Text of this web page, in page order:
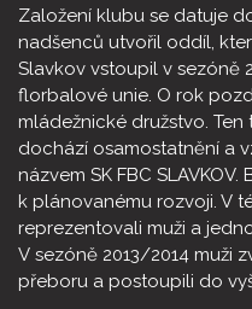
Založení klubu se datuje
nadšenců utvořil oddíl,
Slavkov vstoupil v sezóně
florbalové unie. O rok
mládežnické družstvo.
dochází osamostatnění a
názvem SK FBC
k plánovanému rozvoji. V
reprezentovali muži a
V sezóně 2013/2014 muži
přeboru a postoupili do